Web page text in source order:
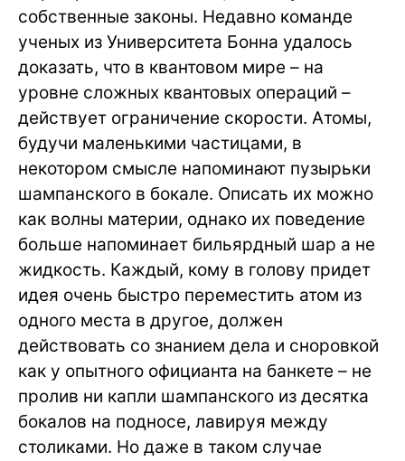
собственные законы. Недавно команде
ученых из Университета Бонна удалось
доказать, что в квантовом мире – на
уровне сложных квантовых операций –
действует ограничение скорости. Атомы,
будучи маленькими частицами, в
некотором смысле напоминают пузырьки
шампанского в бокале. Описать их можно
как волны материи, однако их поведение
больше напоминает бильярдный шар а не
жидкость. Каждый, кому в голову придет
идея очень быстро переместить атом из
одного места в другое, должен
действовать со знанием дела и сноровкой
как у опытного официанта на банкете – не
пролив ни капли шампанского из десятка
бокалов на подносе, лавируя между
столиками. Но даже в таком случае